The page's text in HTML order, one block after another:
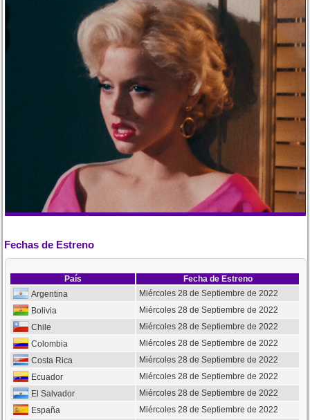
Fechas de Estreno
País
Fecha de Estreno
Argentina
Miércoles 28 de Septiembre de 2022
Bolivia
Miércoles 28 de Septiembre de 2022
Chile
Miércoles 28 de Septiembre de 2022
Colombia
Miércoles 28 de Septiembre de 2022
Costa Rica
Miércoles 28 de Septiembre de 2022
Ecuador
Miércoles 28 de Septiembre de 2022
El Salvador
Miércoles 28 de Septiembre de 2022
España
Miércoles 28 de Septiembre de 2022